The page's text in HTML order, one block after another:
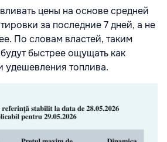
цены на основе средней
за последние 7 дней, а не
По словам властей, таким
быстрее ощущать как
удешевления топлива.